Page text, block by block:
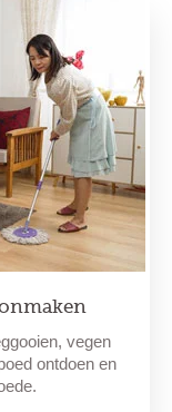
vegen
ontdoen en